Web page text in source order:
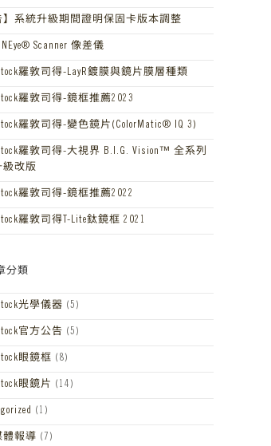
】系統升級期間證明保固卡版本調整
Scanner 像差儀
羅敦司得-LayR鍍膜與鏡片膜層種類
羅敦司得-鏡框推薦2023
羅敦司得-變色鏡片(ColorMatic® IQ 3)
羅敦司得-大視界 B.I.G. Vision™ 全系列
級改版
羅敦司得-鏡框推薦2022
羅敦司得T-Lite鈦鏡框 2021
分類
光學儀器 (5)
官方公告 (5)
眼鏡框 (8)
眼鏡片 (14)
(1)
體報導 (7)